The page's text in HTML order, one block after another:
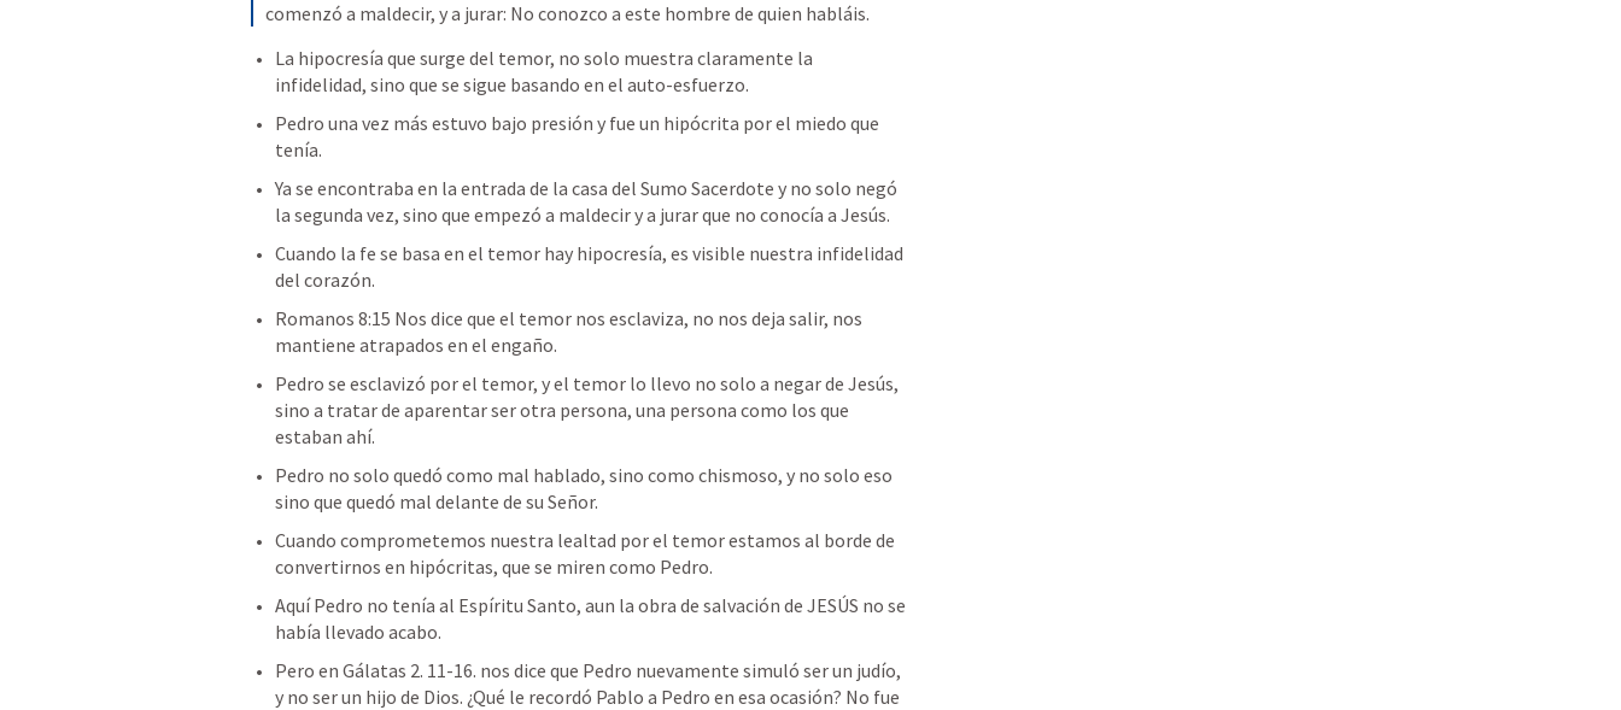
comenzó a maldecir, y a jurar: No conozco a este hombre de quien habláis.
La hipocresía que surge del temor, no solo muestra claramente la
infidelidad, sino que se sigue basando en el auto-esfuerzo.
Pedro una vez más estuvo bajo presión y fue un hipócrita por el miedo que
tenía.
Ya se encontraba en la entrada de la casa del Sumo Sacerdote y no solo negó
la segunda vez, sino que empezó a maldecir y a jurar que no conocía a Jesús.
Cuando la fe se basa en el temor hay hipocresía, es visible nuestra infidelidad
del corazón.
Romanos 8:15 Nos dice que el temor nos esclaviza, no nos deja salir, nos
mantiene atrapados en el engaño.
Pedro se esclavizó por el temor, y el temor lo llevo no solo a negar de Jesús,
sino a tratar de aparentar ser otra persona, una persona como los que
estaban ahí.
Pedro no solo quedó como mal hablado, sino como chismoso, y no solo eso
sino que quedó mal delante de su Señor.
Cuando comprometemos nuestra lealtad por el temor estamos al borde de
convertirnos en hipócritas, que se miren como Pedro.
Aquí Pedro no tenía al Espíritu Santo, aun la obra de salvación de JESÚS no se
había llevado acabo.
Pero en Gálatas 2. 11-16. nos dice que Pedro nuevamente simuló ser un judío,
y no ser un hijo de Dios. ¿Qué le recordó Pablo a Pedro en esa ocasión? No fue